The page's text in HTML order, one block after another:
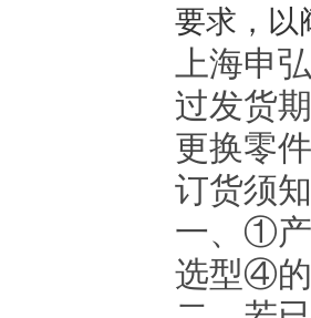
要求，以
上海申
过发货
更换零
订货须
一、①
选型④